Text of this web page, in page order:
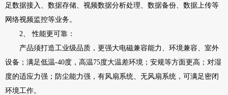
足数据接入、数据存储、视频数据分析处理、数据备份、数据上传等
网络视频监控等业务。
2、 性能更可靠：
产品须打造工业级品质，更强大电磁兼容能力、环境兼容、室外
设备；满足低温-40度，高温75度大温差环境；安规等方面更高；对湿
度的适应力强；防尘能力强，有风扇系统、无风扇系统，可满足密闭
环境工作。